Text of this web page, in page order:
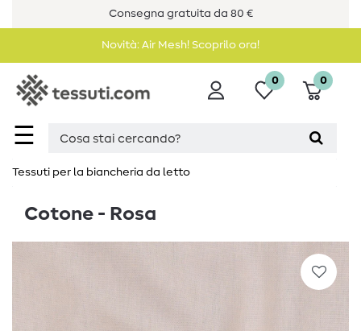
Consegna gratuita da 80 €
Novità: Air Mesh! Scoprilo ora!
☰
0 0
Tessuti per la biancheria da letto
Cotone - Rosa